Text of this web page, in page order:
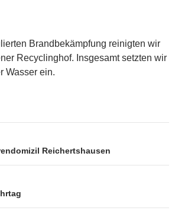
Brandbekämpfung reinigten wir
Recyclinghof. Insgesamt setzten wir
Wasser ein.
Reichertshausen